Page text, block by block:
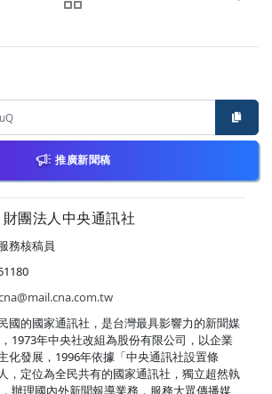
推廣新聞稿
團法人中央通訊社
務核稿員
國的國家通訊社，是台灣最具影響力的新聞媒
1973年中央社改組為股份有限公司，以企業
化發展，1996年依據「中央通訊社設置條
，定位為全民共有的國家通訊社，獨立超然執
辦理國內外新聞報導業務，服務大眾傳播媒